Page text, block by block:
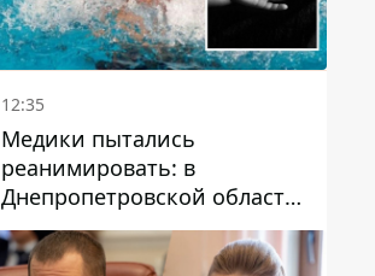
12:35
Медики пытались
реанимировать: в
Днепропетровской области
двухлетний мальчик утонул
в бассейне